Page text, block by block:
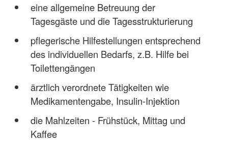
eine allgemeine Betreuung der
Tagesgäste und die Tagesstrukturierung
pflegerische Hilfestellungen entsprechend
des individuellen Bedarfs, z.B. Hilfe bei
Toilettengängen
ärztlich verordnete Tätigkeiten wie
Medikamentengabe, Insulin-Injektion
die Mahlzeiten - Frühstück, Mittag und
Kaffee